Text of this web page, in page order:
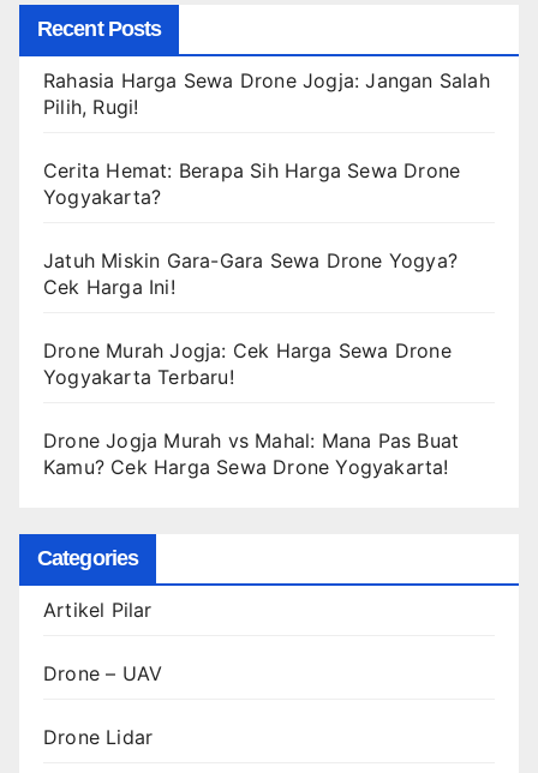
Recent Posts
Rahasia Harga Sewa Drone Jogja: Jangan Salah
Pilih, Rugi!
Cerita Hemat: Berapa Sih Harga Sewa Drone
Yogyakarta?
Jatuh Miskin Gara-Gara Sewa Drone Yogya?
Cek Harga Ini!
Drone Murah Jogja: Cek Harga Sewa Drone
Yogyakarta Terbaru!
Drone Jogja Murah vs Mahal: Mana Pas Buat
Kamu? Cek Harga Sewa Drone Yogyakarta!
Categories
Artikel Pilar
Drone – UAV
Drone Lidar